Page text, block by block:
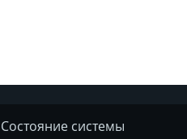
Состояние системы